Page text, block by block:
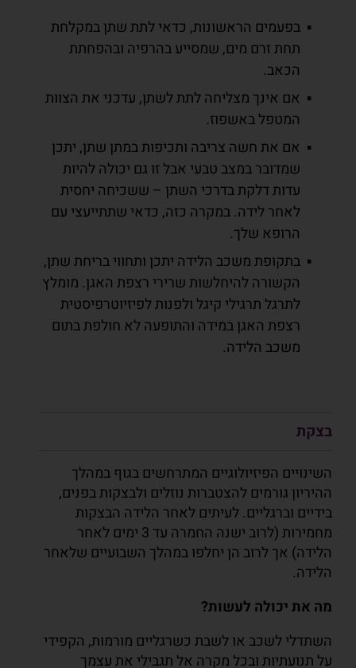
בפעמים הראשונות, כדאי לתת שתן במקלחת
תחת זרם מים, שמסייע בהרפיה ובהפחתת
הכאב.
אם אינך מצליחה לתת לשתן, עדכני את הצוות
המטפל באשפוז.
אם את חשה צריבה ותכיפות במתן שתן, יתכן
שמדובר במצב טבעי אבל זו גם יכולה להיות
עדות דלקת בדרכי השתן – ששכיחה יחסית
לאחר לידה. במקרה כזה, כדאי שתתייעצי עם
הרופא שלך.
בתקופת משכב הלידה יתכן ותחווי בריחת שתן,
הקשורה להיחלשות שרירי רצפת האגן. מומלץ
לתרגל תרגילי קיגל ולפנות לפיזיוטרפיסטית
רצפת האגן במידה והתופעה לא חולפת בתום
משכב הלידה.
בצקת
השינויים הפיזיולוגיים המתרחשים בגוף במהלך
ההיריון גורמים להצטברות נוזלים ולבצקות בפנים,
בידיים וברגליים. לעיתים לאחר הלידה הבצקות
מחמירות (לרוב ישנה החמרה עד 3 ימים לאחר
הלידה) אך לרוב הן יחלפו במהלך השבועיים שלאחר
הלידה.
מה את יכולה לעשות?
השתדלי לשכב או לשבת כשרגליים מורמות, הקפידי
על תנועתיות ובכל מקרה אל תגבילי את עצמך